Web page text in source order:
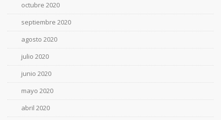
octubre 2020
septiembre 2020
agosto 2020
julio 2020
junio 2020
mayo 2020
abril 2020